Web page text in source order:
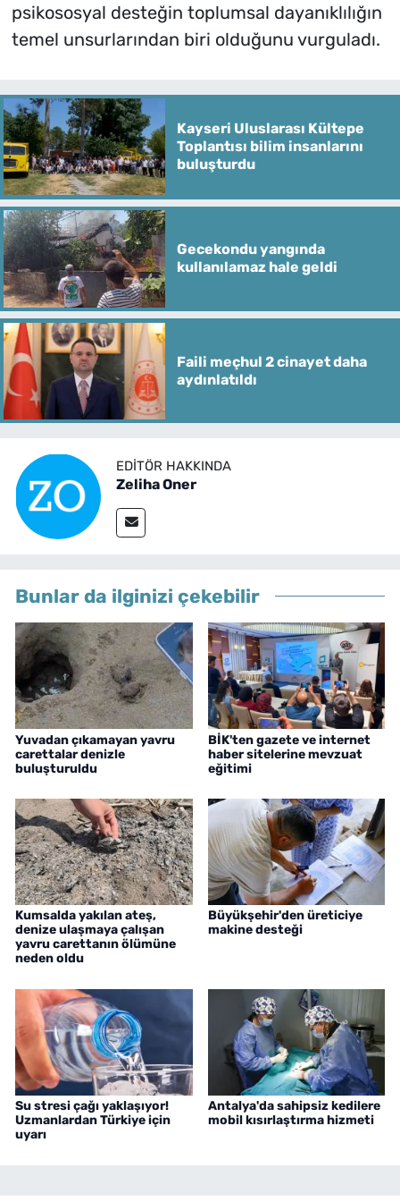
psikososyal desteğin toplumsal dayanıklılığın
temel unsurlarından biri olduğunu vurguladı.
Kayseri Uluslarası Kültepe
Toplantısı bilim insanlarını
buluşturdu
Gecekondu yangında
kullanılamaz hale geldi
Faili meçhul 2 cinayet daha
aydınlatıldı
EDITÖR HAKKINDA
Zeliha Oner
Bunlar da ilginizi çekebilir
Yuvadan çıkamayan yavru
carettalar denizle
buluşturuldu
BİK'ten gazete ve internet
haber sitelerine mevzuat
eğitimi
Kumsalda yakılan ateş,
denize ulaşmaya çalışan
yavru carettanın ölümüne
neden oldu
Büyükşehir'den üreticiye
makine desteği
Su stresi çağı yaklaşıyor!
Uzmanlardan Türkiye için
uyarı
Antalya'da sahipsiz kedilere
mobil kısırlaştırma hizmeti